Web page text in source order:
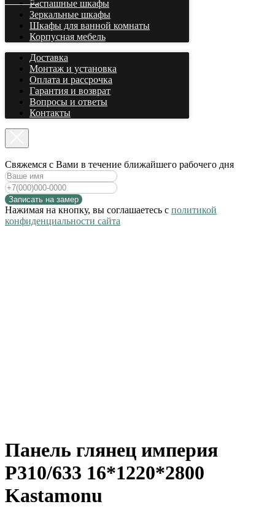
Распашные шкафы
Зеркальные шкафы
Шкафы для ванной комнаты
Корпусная мебель
Доставка
Монтаж и установка
Оплата и рассрочка
Гарантия и возврат
Вопросы и ответы
Контакты
Cвяжемся с Вами в течение ближайшего рабочего дня
Записать на замер
Нажимая на кнопку, вы соглашаетесь с политикой
конфиденциальности сайта
Панель глянец империя
Р310/633 16*1220*2800
Kastamonu